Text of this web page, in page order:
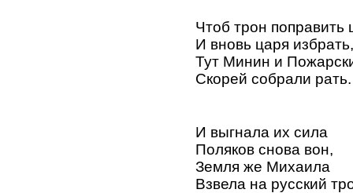
Чтоб трон поправить
И вновь царя избрать,
Тут Минин и
Скорей собрали рать.
И выгнала их сила
Поляков снова вон,
Земля же Михаила
Взвела на русский